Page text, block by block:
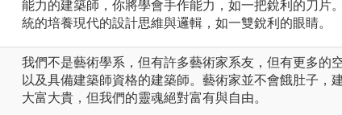
能力的建築師，你將學會手作能力，如一把銳利的刀片
統的培養現代的設計思維與邏輯，如一雙銳利的眼睛。
我們不是藝術學系，但有許多藝術家系友，但有更多的
以及具備建築師資格的建築師。藝術家並不會餓肚子，
大富大貴，但我們的靈魂絕對富有與自由。